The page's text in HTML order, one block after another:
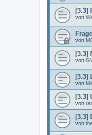
[3.3]
von
von
[3.3]
von
[3.3]
von
[3.3]
von
[3.3]
von